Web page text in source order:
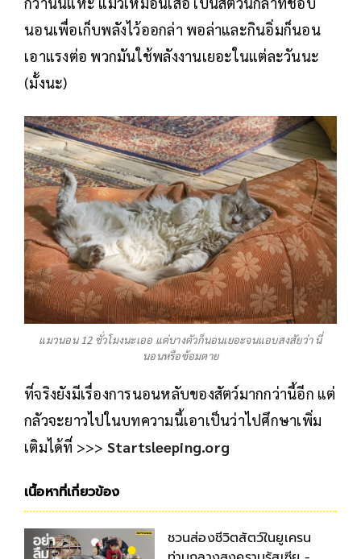
นอนเพื่อเก็บพลังไว้ออกล่า พอล่าและกินอิ่มก็นอน
เอาแรงต่อ พวกมันใช้พลังงานเยอะในแต่ละวันนะ
(มั้งนะ)
แมวนอน 12 ชั่วโมงนะเออ แต่บางตัวก็นอนเยอะจนแอบสงสัยว่า นี่
นอนหรือซ้อมตาย
ที่จริงยังมีเรื่องการนอนหลับของสัตว์มากกว่านี้อีก แต่
กลัวจะยาวไปในบทความนี้เอาเป็นว่าไปศึกษาเพิ่ม
เติมได้ที่ >>> Startsleeping.org
เนื้อหาที่เกี่ยวข้อง
ชวนส่องชีวิตสัตว์ในยูเครน